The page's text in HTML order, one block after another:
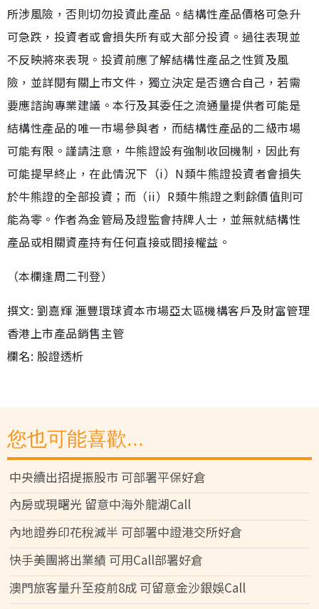
所涉風險，否則切勿投資此產品。結構性產品價格可急升
可急跌，投資者或會損失所有或大部分投資。過往表現並
不反映將來表現。投資前應了解結構性產品之性質及風
險，並詳閱有關上市文件，獨立決定是否適合自己，若需
要應諮詢專業建議。本行及其委任之流通量提供者可能是
結構性產品的唯一市場參與者，而結構性產品的二級市場
可能有限。謹請注意，牛熊證設有強制收回機制，因此有
可能提早終止，在此情況下（i）N類牛熊證投資者會損失
於牛熊證的全部投資；而（ii）R類牛熊證之剩餘價值則可
能為零。作者為金管局及證監會持牌人士，並無就結構性
產品或相關資產持有任何直接或間接權益。
（本欄逢周二刊登）
撰文: 劉嘉輝 滙豐環球資本市場亞太區機構客戶及財富管理
香港上市產品銷售主管
欄名: 股證透析
您也可能喜歡...
中央續出招提振股市 可部署平保好倉
內房或現曙光 留意中海外龍湖Call
內地證券印花稅減半 可部署中證港交所好倉
快手美團將出業績 可用Call部署好倉
澳門旅客量升至疫前8成 可留意金沙銀娛Call